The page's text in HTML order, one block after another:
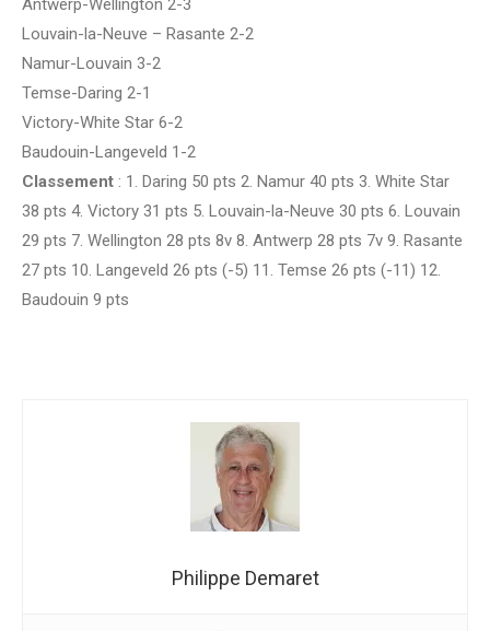
Antwerp-Wellington 2-3
Louvain-la-Neuve – Rasante 2-2
Namur-Louvain 3-2
Temse-Daring 2-1
Victory-White Star 6-2
Baudouin-Langeveld 1-2
Classement : 1. Daring 50 pts 2. Namur 40 pts 3. White Star
38 pts 4. Victory 31 pts 5. Louvain-la-Neuve 30 pts 6. Louvain
29 pts 7. Wellington 28 pts 8v 8. Antwerp 28 pts 7v 9. Rasante
27 pts 10. Langeveld 26 pts (-5) 11. Temse 26 pts (-11) 12.
Baudouin 9 pts
Philippe Demaret